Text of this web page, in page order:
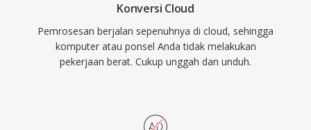
open-source seperti Ruffle yang
memungkinkan akses berkelanjutan ke era
Konversi Cloud
Pemrosesan berjalan sepenuhnya di cloud, sehingga
komputer atau ponsel Anda tidak melakukan
pekerjaan berat. Cukup unggah dan unduh.